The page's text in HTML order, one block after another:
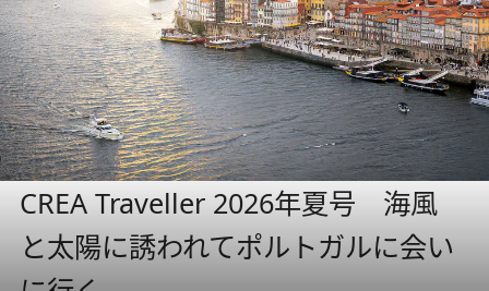
CREA Traveller 2026年夏号 海風
と太陽に誘われてポルトガルに会い